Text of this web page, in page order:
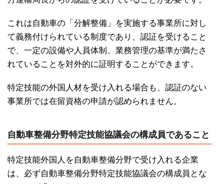
これは自動車の「分解整備」を実施する事業所に対し
て義務付けられている制度であり、認証を受けること
で、一定の設備や人員体制、業務管理の基準が満たさ
れていることを対外的に証明することができます。
特定技能の外国人材を受け入れる場合も、認証のない
事業所では在留資格の申請が認められません。
自動車整備分野特定技能協議会の構成員であること
特定技能外国人を自動車整備分野で受け入れる企業
は、必ず自動車整備分野特定技能協議会の構成員とな